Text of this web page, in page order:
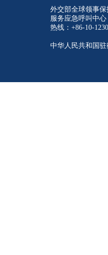
外交部全球领事保
服务应急呼叫中心
热线：+86-10-
中华人民共和国